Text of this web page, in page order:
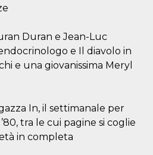
Duran e Jean-Luc
e Il diavolo in
e una giovanissima Meryl
In, il settimanale per
tra le cui pagine si coglie
in completa
utiliza para
variables de
sesión del
usuario.
que se usa
puede ser
específico del